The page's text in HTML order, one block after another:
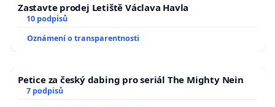
Zastavte prodej Letiště Václava Havla
10 podpisů
Oznámení o transparentnosti
Petice za český dabing pro seriál The Mighty Nein
7 podpisů